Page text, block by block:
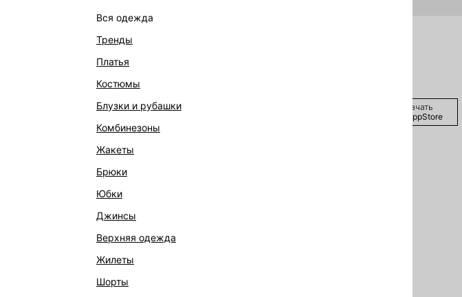
вся одежда
тренды
платья
костюмы
блузки и рубашки
комбинезоны
жакеты
брюки
юбки
джинсы
верхняя одежда
жилеты
шорты
Скачать
в AppStore
ОФИСНАЯ КОЛЛЕКЦИЯ
ЭКСКЛЮЗИВНО ОНЛАЙН